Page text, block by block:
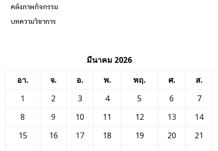
คลังภาพกิจกรรม
บทความวิชาการ
มีนาคม 2026
อา.
จ. อ. พ. พฤ. ศ.
ส.
1
2 3 4 5 6
7
8
9 10 11 12 13
14
15
16 17 18 19 20
21